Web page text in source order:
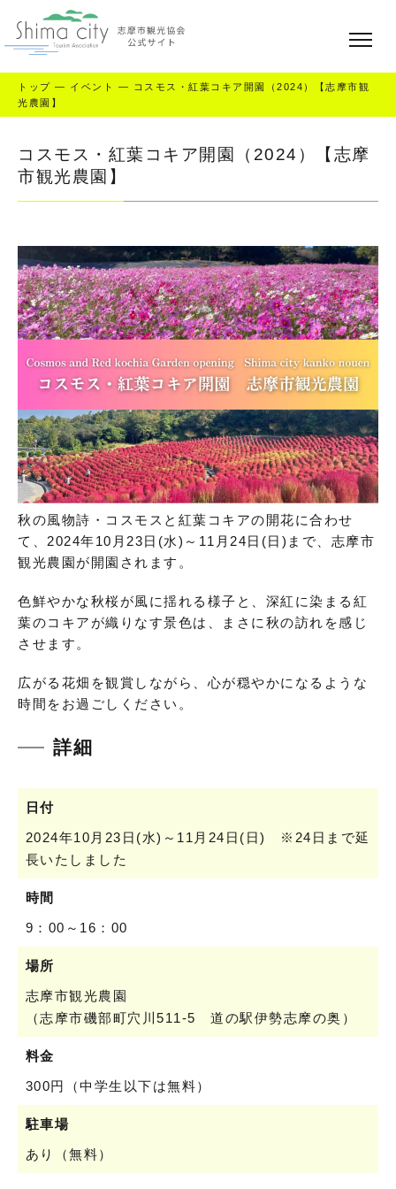
トップ — イベント —
コスモス・紅葉コキア開園（2024）【志摩市観
光農園】
コスモス・紅葉コキア開園（2024）【志摩
市観光農園】
秋の風物詩・コスモスと紅葉コキアの開花に合わせ
て、2024年10月23日(水)～11月24日(日)まで、志摩市
観光農園が開園されます。
色鮮やかな秋桜が風に揺れる様子と、深紅に染まる紅
葉のコキアが織りなす景色は、まさに秋の訪れを感じ
させます。
広がる花畑を観賞しながら、心が穏やかになるような
時間をお過ごしください。
詳細
日付
2024年10月23日(水)～11月24日(日) ※24日まで延
長いたしました
時間
9：00～16：00
場所
志摩市観光農園
（志摩市磯部町穴川511-5 道の駅伊勢志摩の奥）
料金
300円（中学生以下は無料）
駐車場
あり（無料）